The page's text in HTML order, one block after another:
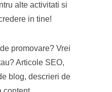
alte activitati si
in tine!
promovare? Vrei
Articole SEO,
blog, descrieri de